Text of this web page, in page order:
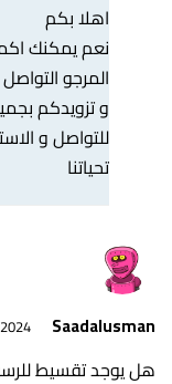
اهلا بكم
نعم يمكنك
المرجو
و تزويدكم
للتواصل و الاستفسار:
تحياتنا
Saadalusman
09/9/
هل يوجد تقسيط